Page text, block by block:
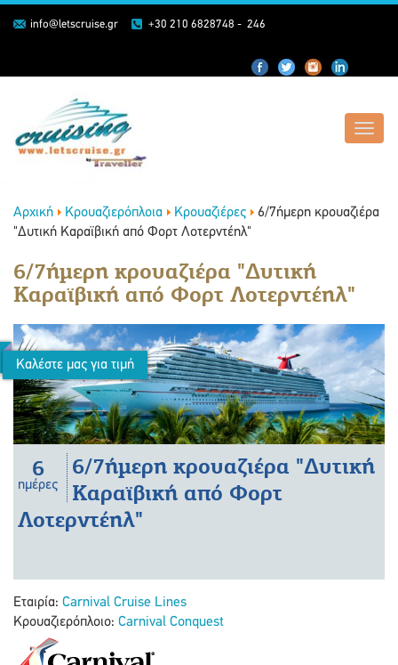
info@letscruise.gr +30 210 6828748 - 246
Αρχική Κρουαζιερόπλοια Κρουαζιέρες
6/7ήμερη κρουαζιέρα
"Δυτική Καραϊβική από Φορτ Λοτερντέηλ"
6/7ήμερη κρουαζιέρα "Δυτική
Καραϊβική από Φορτ Λοτερντέηλ"
Καλέστε μας για τιμή
6
ημέρες
6/7ήμερη κρουαζιέρα "Δυτική
Καραϊβική από Φορτ
Λοτερντέηλ"
Εταιρία: Carnival Cruise Lines
Κρουαζιερόπλοιο: Carnival Conquest